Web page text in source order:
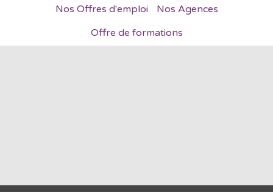
Nos Offres d'emploi
Nos Agences
Offre de formations